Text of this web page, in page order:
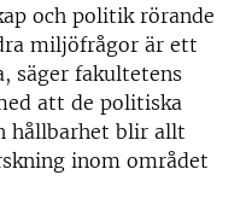
och politik rörande
miljöfrågor är ett
säger fakultetens
att de politiska
hållbarhet blir allt
inom området